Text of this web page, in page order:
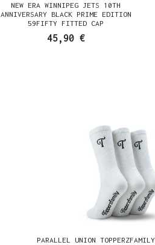
NEW ERA WINNIPEG JETS 10TH
ANNIVERSARY BLACK PRIME EDITION
59FIFTY FITTED CAP
45,90 €
PARALLEL UNION